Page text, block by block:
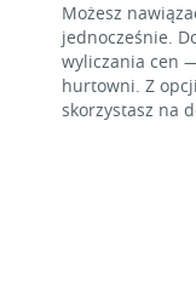
Możesz
jednocześnie.
wyliczania cen
hurtowni. Z
skorzystasz na